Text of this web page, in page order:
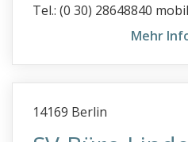
Tel.: (0 30) 28648840
Mehr
14169 Berlin